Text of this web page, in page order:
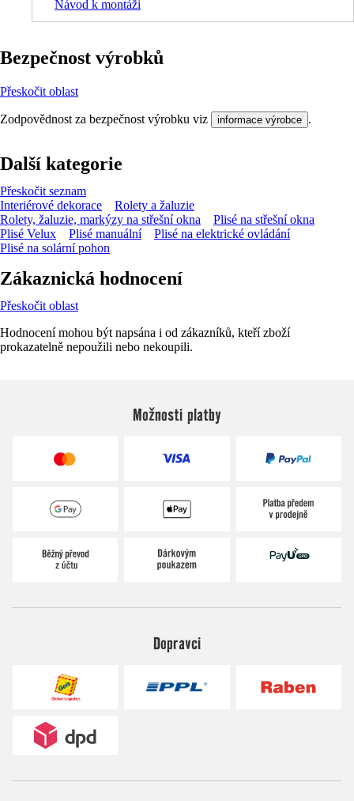
Návod k montáži
Bezpečnost výrobků
Přeskočit oblast
Zodpovědnost za bezpečnost výrobku viz informace výrobce .
Další kategorie
Přeskočit seznam
Interiérové dekorace
Rolety a žaluzie
Rolety, žaluzie, markýzy na střešní okna
Plisé na střešní okna
Plisé Velux
Plisé manuální
Plisé na elektrické ovládání
Plisé na solární pohon
Zákaznická hodnocení
Přeskočit oblast
Hodnocení mohou být napsána i od zákazníků, kteří zboží
prokazatelně nepoužili nebo nekoupili.
Možnosti platby
Dopravci